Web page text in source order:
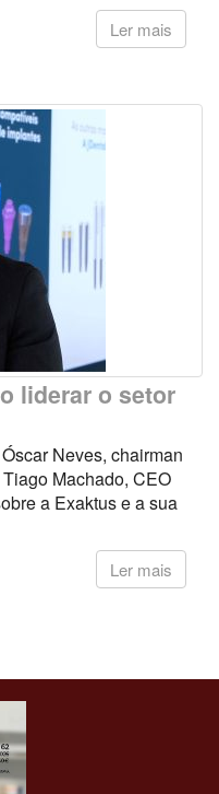
Ler mais
liderar o setor
Neves, chairman
Machado, CEO
a Exaktus e a sua
Ler mais